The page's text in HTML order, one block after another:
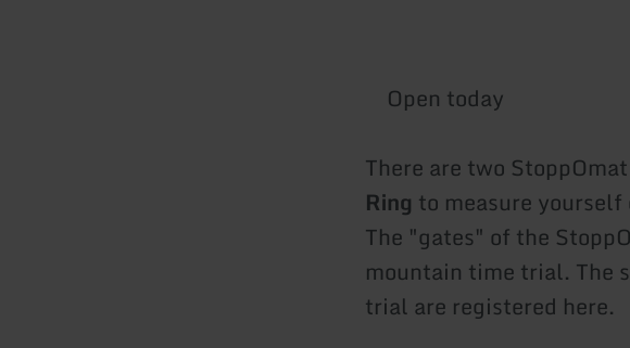
Open today
There are two
Ring to measure
The "gates" of the
mountain time trial. The
trial are registered here.